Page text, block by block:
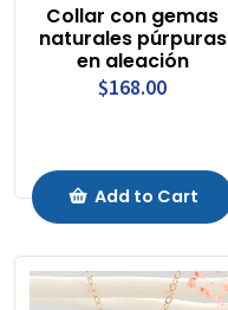
Collar con gemas
naturales púrpuras
en aleación
$168.00
Add to Cart